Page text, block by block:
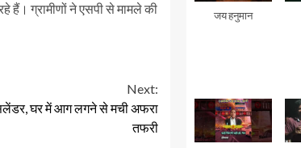
हैं। ग्रामीणों ने एसपी से मामले की
Next:
घर में आग लगने से मची अफरा
तफरी
जय हनुमान